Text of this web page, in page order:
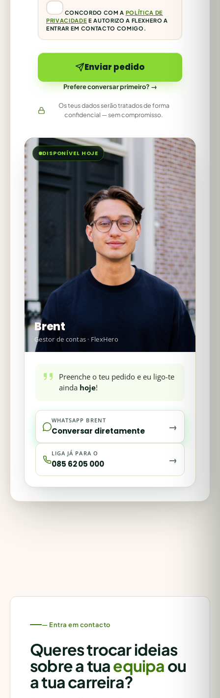
CONCORDO COM A POLÍTICA DE
PRIVACIDADE E AUTORIZO A FLEXHERO A
ENTRAR EM CONTACTO COMIGO.
Enviar pedido
Prefere conversar primeiro? →
Os teus dados serão tratados de forma
confidencial — sem compromisso.
DISPONÍVEL HOJE
Brent
Gestor de contas · FlexHero
Preenche o teu pedido e eu ligo-te
ainda hoje!
WHATSAPP BRENT
Conversar diretamente →
LIGA JÁ PARA O
085 62 05 000 →
— Entra em contacto
Queres trocar ideias
sobre a tuaequipa ou
a tua carreira?